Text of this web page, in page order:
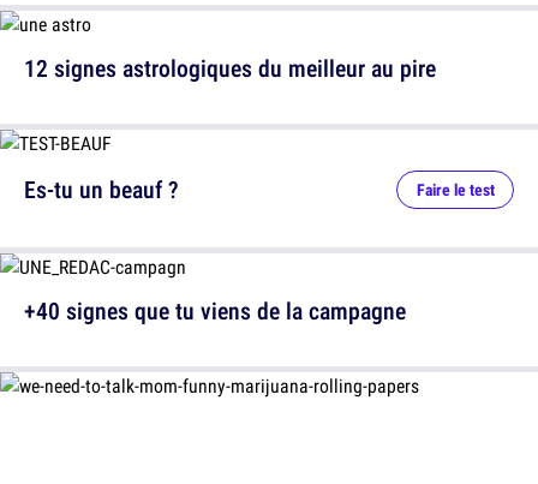
12 signes astrologiques du meilleur au pire
Es-tu un beauf ? Faire le test
+40 signes que tu viens de la campagne